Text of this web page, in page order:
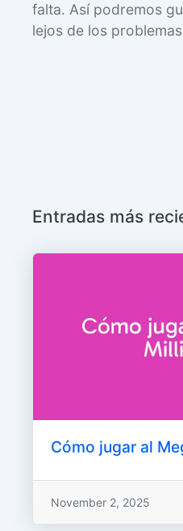
falta. Así podremos
lejos de los
Entradas más
Cómo jugar al
November 2, 2025